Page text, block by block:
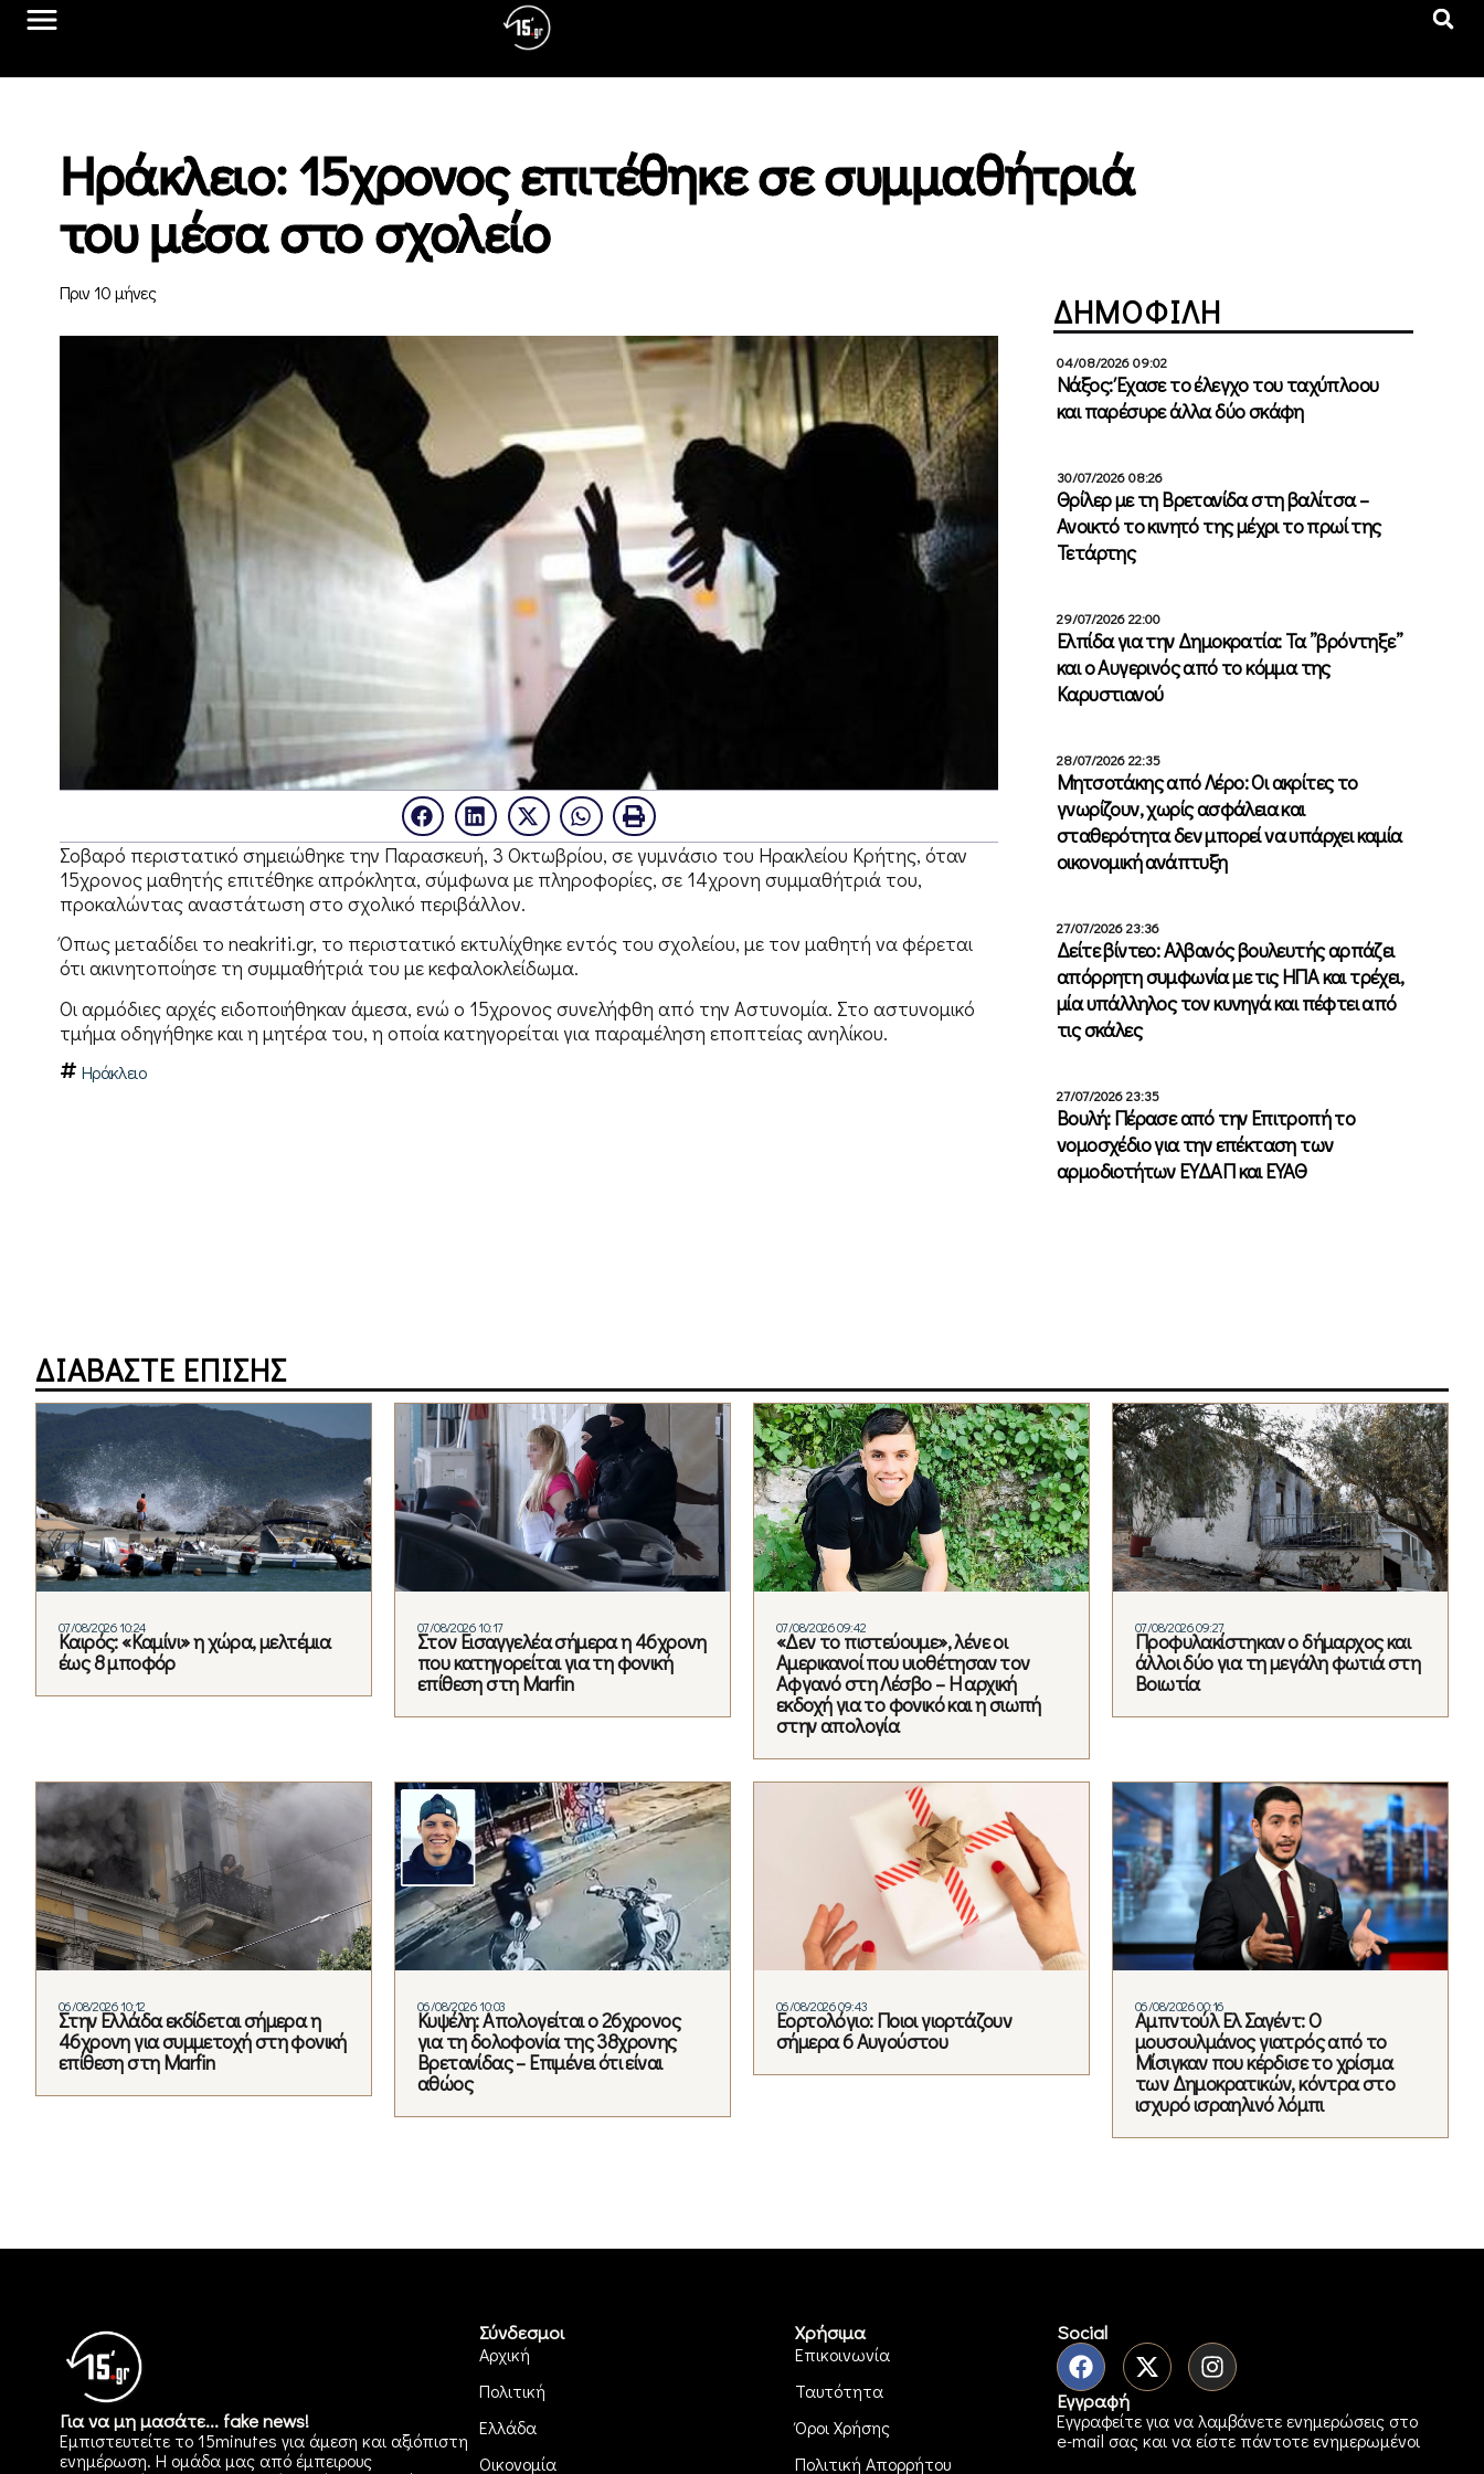
Ηράκλειο: 15χρονος επιτέθηκε σε συμμαθήτριά
του μέσα στο σχολείο
Πριν 10 μήνες
Σοβαρό περιστατικό σημειώθηκε την Παρασκευή, 3 Οκτωβρίου, σε γυμνάσιο του Ηρακλείου Κρήτης, όταν
15χρονος μαθητής επιτέθηκε απρόκλητα, σύμφωνα με πληροφορίες, σε 14χρονη συμμαθήτριά του,
προκαλώντας αναστάτωση στο σχολικό περιβάλλον.
Όπως μεταδίδει το neakriti.gr, το περιστατικό εκτυλίχθηκε εντός του σχολείου, με τον μαθητή να φέρεται
ότι ακινητοποίησε τη συμμαθήτριά του με κεφαλοκλείδωμα.
Οι αρμόδιες αρχές ειδοποιήθηκαν άμεσα, ενώ ο 15χρονος συνελήφθη από την Αστυνομία. Στο αστυνομικό
τμήμα οδηγήθηκε και η μητέρα του, η οποία κατηγορείται για παραμέληση εποπτείας ανηλίκου.
Ηράκλειο
ΔΗΜΟΦΙΛΗ
04/08/2026 09:02
Νάξος: Έχασε το έλεγχο του ταχύπλοου
και παρέσυρε άλλα δύο σκάφη
30/07/2026 08:26
Θρίλερ με τη Βρετανίδα στη βαλίτσα –
Ανοικτό το κινητό της μέχρι το πρωί της
Τετάρτης
29/07/2026 22:00
Ελπίδα για την Δημοκρατία: Τα ”βρόντηξε”
και ο Αυγερινός από το κόμμα της
Καρυστιανού
28/07/2026 22:35
Μητσοτάκης από Λέρο: Οι ακρίτες το
γνωρίζουν, χωρίς ασφάλεια και
σταθερότητα δεν μπορεί να υπάρχει καμία
οικονομική ανάπτυξη
27/07/2026 23:36
Δείτε βίντεο: Αλβανός βουλευτής αρπάζει
απόρρητη συμφωνία με τις ΗΠΑ και τρέχει,
μία υπάλληλος τον κυνηγά και πέφτει από
τις σκάλες
27/07/2026 23:35
Βουλή: Πέρασε από την Επιτροπή το
νομοσχέδιο για την επέκταση των
αρμοδιοτήτων ΕΥΔΑΠ και ΕΥΑΘ
ΔΙΑΒΑΣΤΕ ΕΠΙΣΗΣ
07/08/2026 10:24
Καιρός: «Καμίνι» η χώρα, μελτέμια
έως 8 μποφόρ
07/08/2026 10:17
Στον Εισαγγελέα σήμερα η 46χρονη
που κατηγορείται για τη φονική
επίθεση στη Marfin
07/08/2026 09:42
«Δεν το πιστεύουμε», λένε οι
Αμερικανοί που υιοθέτησαν τον
Αφγανό στη Λέσβο – Η αρχική
εκδοχή για το φονικό και η σιωπή
στην απολογία
07/08/2026 09:27
Προφυλακίστηκαν ο δήμαρχος και
άλλοι δύο για τη μεγάλη φωτιά στη
Βοιωτία
06/08/2026 10:12
Στην Ελλάδα εκδίδεται σήμερα η
46χρονη για συμμετοχή στη φονική
επίθεση στη Marfin
06/08/2026 10:03
Κυψέλη: Απολογείται ο 26χρονος
για τη δολοφονία της 38χρονης
Βρετανίδας – Επιμένει ότι είναι
αθώος
06/08/2026 09:43
Εορτολόγιο: Ποιοι γιορτάζουν
σήμερα 6 Αυγούστου
06/08/2026 00:16
Αμπντούλ Ελ Σαγέντ: Ο
μουσουλμάνος γιατρός από το
Μίσιγκαν που κέρδισε το χρίσμα
των Δημοκρατικών, κόντρα στο
ισχυρό ισραηλινό λόμπι
Για να μη μασάτε... fake news!
Εμπιστευτείτε το 15minutes για άμεση και αξιόπιστη
ενημέρωση. Η ομάδα μας από έμπειρους
Σύνδεσμοι
Αρχική
Πολιτική
Ελλάδα
Οικονομία
Χρήσιμα
Επικοινωνία
Ταυτότητα
Όροι Χρήσης
Πολιτική Απορρήτου
Social
Εγγραφή
Εγγραφείτε για να λαμβάνετε ενημερώσεις στο
e-mail σας και να είστε πάντοτε ενημερωμένοι